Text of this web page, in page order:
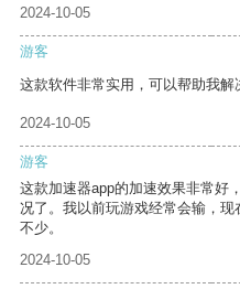
2024-10-05
游客
这款软件非常实用，可以帮助我解
2024-10-05
游客
这款加速器app的加速效果非常好
况了。我以前玩游戏经常会输，
不少。
2024-10-05